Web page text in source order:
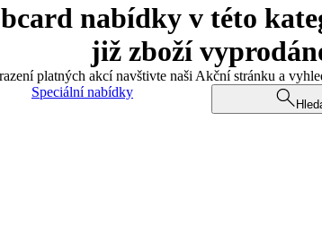
nabídky v této
již zboží
platných akcí navštivte naši Akční stránku a
Speciální nabídky